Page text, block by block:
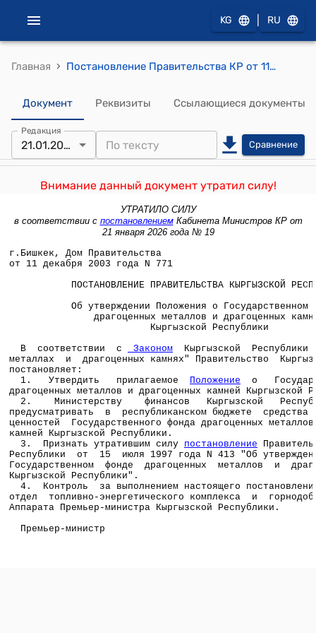
KG RU
Главная › Постановление Правительства КР от 11 декабря 2003 года № 771 "Об утверждении Положения о Государственном фонде драгоценных металлов и драгоценных камней Кыргызской Республики"
Документ Реквизиты Ссылающиеся документы
Редакция
21.01.2026 Сравнение
Внимание данный документ утратил силу!